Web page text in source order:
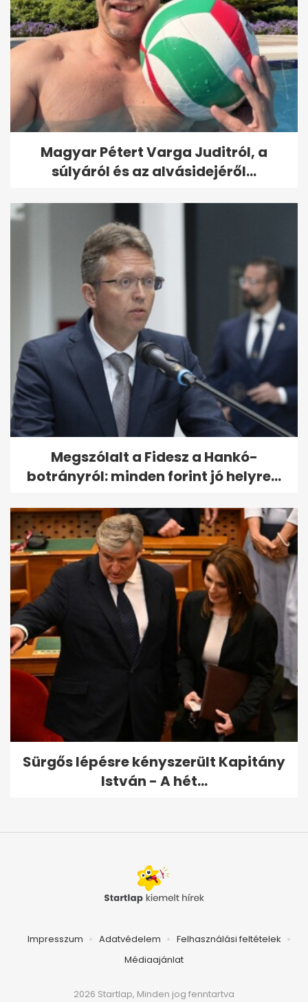
Magyar Pétert Varga Juditról, a
súlyáról és az alvásidejéről...
Megszólalt a Fidesz a Hankó-
botrányról: minden forint jó helyre...
Sürgős lépésre kényszerült Kapitány
István - A hét...
Impresszum Adatvédelem
Felhasználási feltételek
Médiaajánlat
2026 Startlap, Minden jog fenntartva